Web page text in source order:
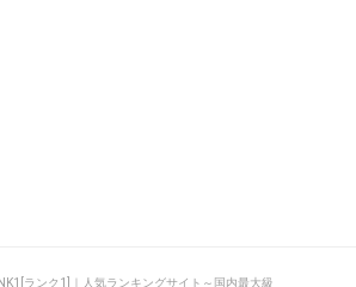
ランク1]｜人気ランキングサイト～国内最大級